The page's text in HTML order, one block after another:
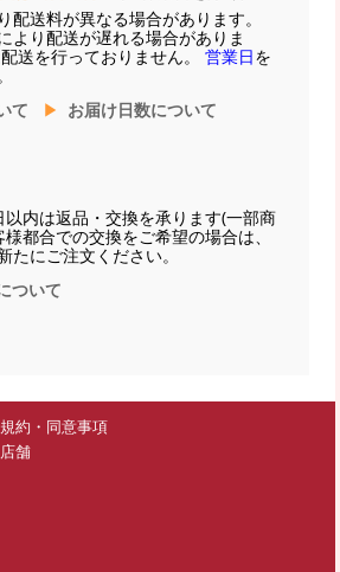
配送料が異なる場合があります。
より配送が遅れる場合がありま
送を行っておりません。 営業日を
て
お届け日数について
内は返品・交換を承ります(一部商
都合での交換をご希望の場合は、
たにご注文ください。
ついて
規約・同意事項
店舗